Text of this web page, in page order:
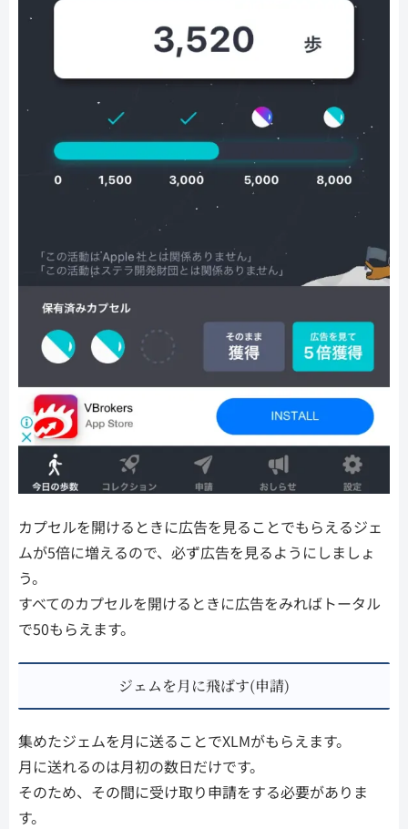
カプセルを開けるときに広告を見ることでもらえるジェ
ムが5倍に増えるので、必ず広告を見るようにしましょ
う。
すべてのカプセルを開けるときに広告をみればトータル
で50もらえます。
ジェムを月に飛ばす(申請)
集めたジェムを月に送ることでXLMがもらえます。
月に送れるのは月初の数日だけです。
そのため、その間に受け取り申請をする必要がありま
す。